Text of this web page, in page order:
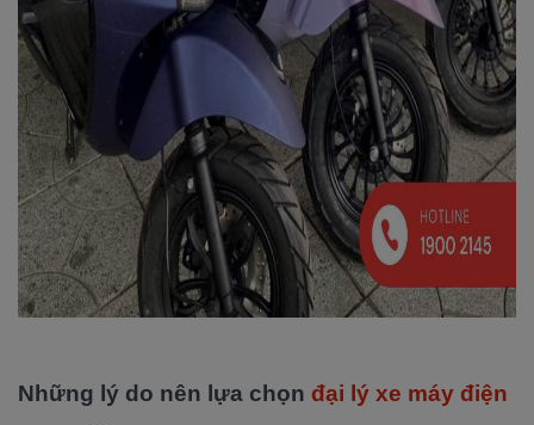
Những lý do nên lựa chọn đại lý xe máy điện